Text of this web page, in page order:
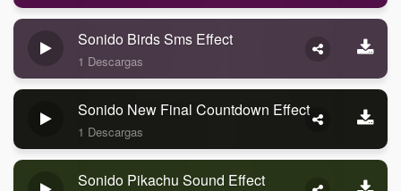
Sonido Birds Sms Effect
1 Descargas
Sonido New Final Countdown Effect
1 Descargas
Sonido Pikachu Sound Effect